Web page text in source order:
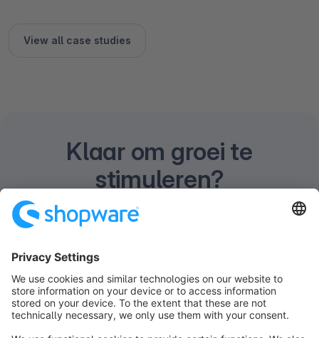
View all case studies
Klaar om groei te
stimuleren?
Bespreek uw bedrijfsdoelen en unieke
Neem contact op Vraag een demo aan